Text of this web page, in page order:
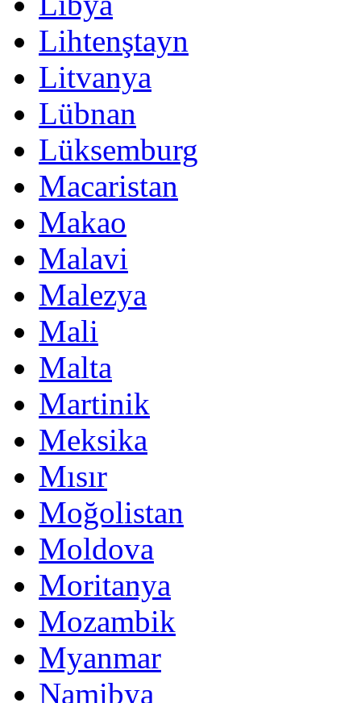
Lihtenştayn
Litvanya
Lübnan
Lüksemburg
Macaristan
Makao
Malavi
Malezya
Mali
Malta
Martinik
Meksika
Mısır
Moğolistan
Moldova
Moritanya
Mozambik
Myanmar
Namibya